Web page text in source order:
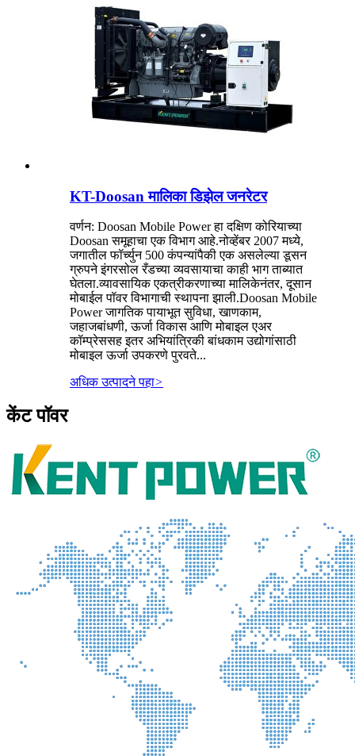
KT-Doosan मालिका डिझेल जनरेटर
वर्णन: Doosan Mobile Power हा दक्षिण कोरियाच्या
Doosan समूहाचा एक विभाग आहे.नोव्हेंबर 2007 मध्ये,
जगातील फॉर्च्युन 500 कंपन्यांपैकी एक असलेल्या डूसन
ग्रुपने इंगरसोल रँडच्या व्यवसायाचा काही भाग ताब्यात
घेतला.व्यावसायिक एकत्रीकरणाच्या मालिकेनंतर, दूसान
मोबाईल पॉवर विभागाची स्थापना झाली.Doosan Mobile
Power जागतिक पायाभूत सुविधा, खाणकाम,
जहाजबांधणी, ऊर्जा विकास आणि मोबाइल एअर
कॉम्प्रेससह इतर अभियांत्रिकी बांधकाम उद्योगांसाठी
मोबाइल ऊर्जा उपकरणे पुरवते...
अधिक उत्पादने पहा>
केंट पॉवर